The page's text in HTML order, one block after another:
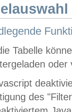
Tabelle
oder
des